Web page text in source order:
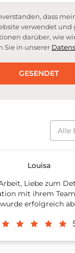
dass
verwendet und
darüber, wie
Sie in unserer
GESENDET
Louisa
Liebe zum
mit ihrem
erfolgreich